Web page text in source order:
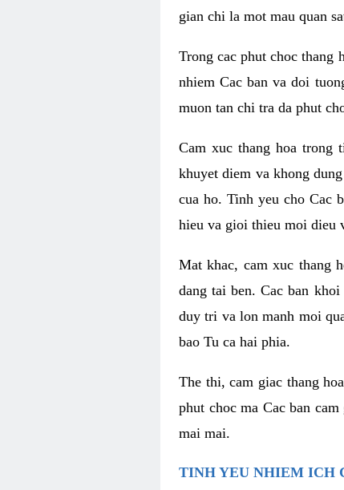
gian chi la mot mau quan
Trong cac phut choc thang
nhiem Cac ban va doi
muon tan chi tra da phut
Cam xuc thang hoa trong
khuyet diem va khong
cua ho. Tinh yeu cho Cac
hieu va gioi thieu moi dieu
Mat khac, cam xuc thang
dang tai ben. Cac ban
duy tri va lon manh moi
bao Tu ca hai phia.
The thi, cam giac thang
phut choc ma Cac ban
mai mai.
TINH YEU NHIEM ICH